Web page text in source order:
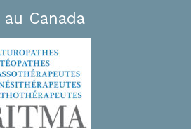
Canada